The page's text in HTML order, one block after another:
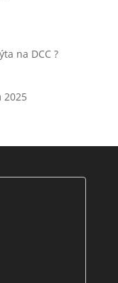
na DCC ?
2025